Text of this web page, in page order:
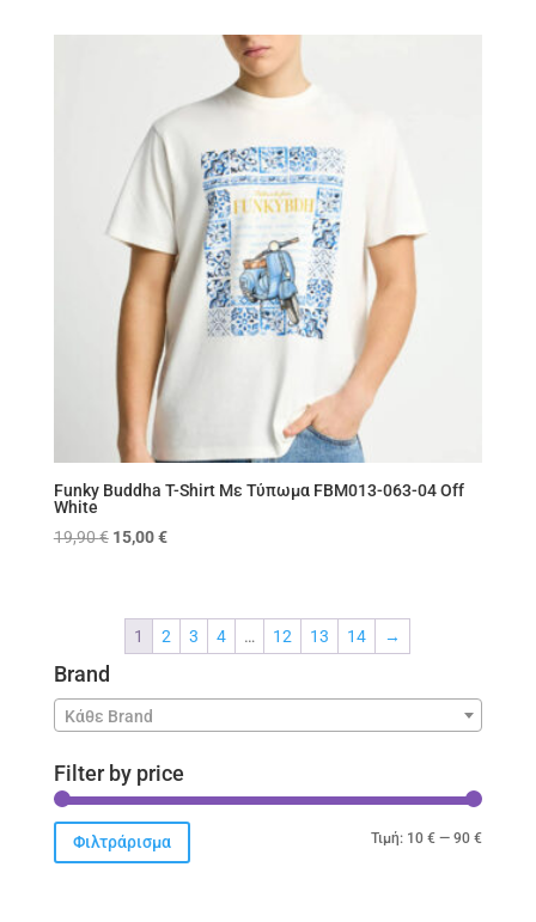
Funky Buddha T-Shirt Με Τύπωμα FBM013-063-04 Off
White
19,90€ Original
19,90 €.
15,00€Η
είναι:
15,00 €.
1 2 3 4 … 12 13 14 →
Brand
Κάθε Brand
Filter by price
Φιλτράρισμα Τιμή: 10 € —90 €